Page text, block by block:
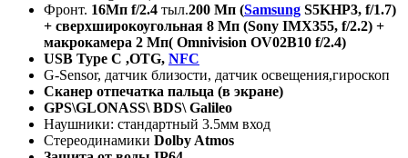
Фронт. 16Мп f/2.4 тыл.200 Мп (Samsung S5KHP3, f/1.7)
+ сверхширокоугольная 8 Мп (Sony IMX355, f/2.2) +
макрокамера 2 Мп( Omnivision OV02B10 f/2.4)
USB Type C ,OTG, NFC
G-Sensor, датчик близости, датчик освещения,гироскоп
Сканер отпечатка пальца (в экране)
GPS\GLONASS\ BDS\ Galileo
Наушники: стандартный 3.5мм вход
Стереодинамики Dolby Atmos